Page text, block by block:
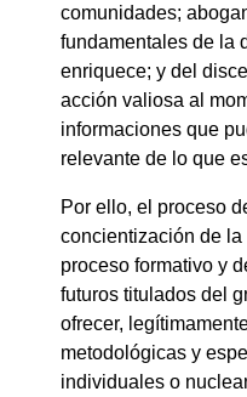
comunidades;
fundamentales de la
enriquece; y del
acción valiosa al
informaciones que
relevante de lo que
Por ello, el proceso
concientización de la
proceso formativo y
futuros titulados del
ofrecer,
metodológicas y
individuales o